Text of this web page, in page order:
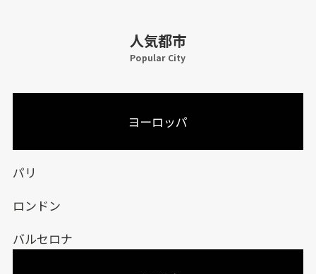
人気都市
Popular City
ヨーロッパ
パリ
ロンドン
バルセロナ